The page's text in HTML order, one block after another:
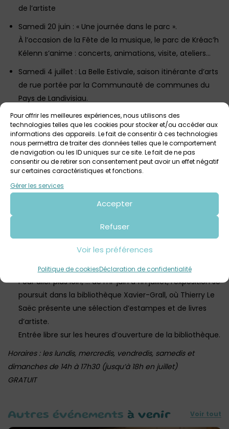
Pour offrir les meilleures expériences, nous utilisons des
technologies telles que les cookies pour stocker et/ou accéder aux
informations des appareils. Le fait de consentir à ces technologies
nous permettra de traiter des données telles que le comportement
de navigation ou les ID uniques sur ce site. Le fait de ne pas
consentir ou de retirer son consentement peut avoir un effet négatif
sur certaines caractéristiques et fonctions.
Gérer les services
Accepter
Refuser
Voir les préférences
Politique de cookiesDéclaration de confidentialité
de l’artiste
Samedi 20 juin : « Une journée dans le parc ».
À l’occasion de la Fête de la musique, le parc de Kréac’h
Kélenn s’anime : concerts, animations, visite, ateliers…
Samedi 4 juillet : La Belle Estivale, saison itinérante d’arts
de rue portée par la Communauté de communes du
Pays de Landivisiau.
Des spectacles, concerts, ateliers, … toute la journée
autour du Pôle culturel et du Parc de Kréac’h Kélenn,
avec :
-à 11h : présentation de la saison culturelle 2026-2027 à
la Bibliothèque Xavier-Grall.
Saëc.
Ouvert à tous – sans réservation
Dimanche 5 juillet à 10h : rencontre autour du livre
d’artiste animée par Thierry Le Saëc, au Pôle culturel.
Gratuit. Sur inscription au 02.98.68.67.63 ou
Pour aller plus loin, … de mi-juin à fin juillet, l’exposition se
poursuit dans la bibliothèque Xavier-Grall, où Thierry Le
Saëc présente une sélection d’estampes et de livres
d’artiste.
Entrée libre sur les heures d’ouverture de la bibliothèque.
Horaires : les lundis, mercredis, vendredis, samedis et
dimanches de 14h à 17h30 (jusqu’à 18h en juillet)
GRATUIT
Autres événements à venir Voir tout